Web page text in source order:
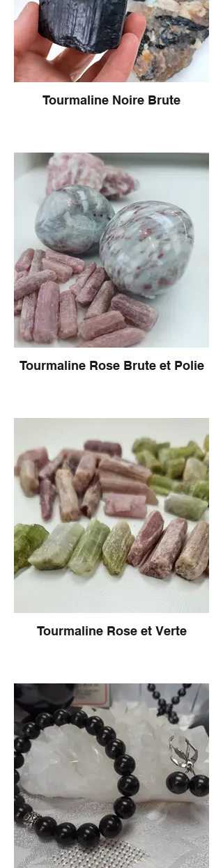
Tourmaline Noire Brute
Tourmaline Rose Brute et Polie
Tourmaline Rose et Verte